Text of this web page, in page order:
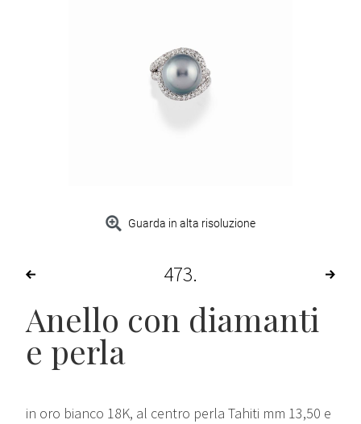
Guarda in alta risoluzione
473
Anello con diamanti
e perla
in oro bianco 18K, al centro perla Tahiti mm 13,50 e